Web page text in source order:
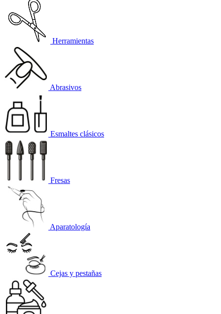
Herramientas
Abrasivos
Esmaltes clásicos
Fresas
Aparatología
Cejas y pestañas